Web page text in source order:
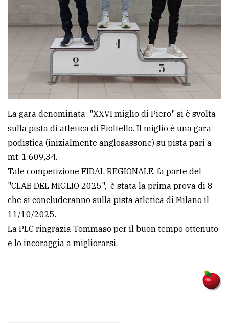
PRIVACY
Privacy
policy
Cookie
policy
La gara denominata "XXVI miglio di Piero" si è svolta
sulla pista di atletica di Pioltello. Il miglio è una gara
podistica (inizialmente anglosassone) su pista pari a
mt. 1.609,34.
Tale competizione FIDAL REGIONALE, fa parte del
"CLAB DEL MIGLIO 2025", è stata la prima prova di 8
che si concluderanno sulla pista atletica di Milano il
11/10/2025.
La PLC ringrazia Tommaso per il buon tempo ottenuto
e lo incoraggia a migliorarsi.